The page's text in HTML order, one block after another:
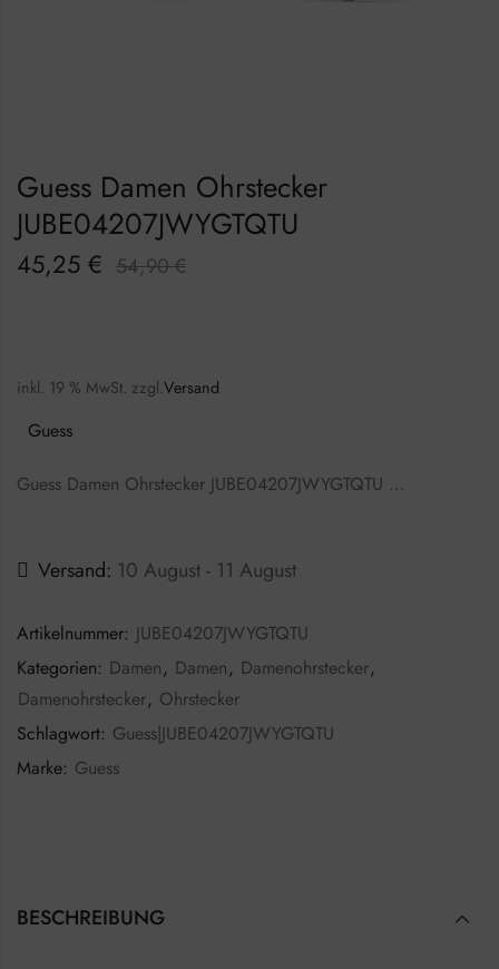
Guess Damen Ohrstecker
JUBE04207JWYGTQTU
45,25 € 54,90€
inkl. 19 % MwSt. zzgl.Versand
Guess
Guess Damen Ohrstecker JUBE04207JWYGTQTU …
Versand: 10 August - 11 August
Artikelnummer: JUBE04207JWYGTQTU
Kategorien: Damen, Damen, Damenohrstecker,
Damenohrstecker, Ohrstecker
Schlagwort: Guess|JUBE04207JWYGTQTU
Marke: Guess
BESCHREIBUNG